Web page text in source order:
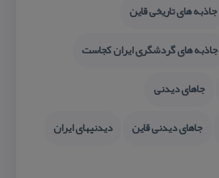
جاذبه های تاریخی قاین
جاذبه های گردشگری ایران كجاست
جاهای دیدنی
جاهای دیدنی قاین
دیدنیهای ایران